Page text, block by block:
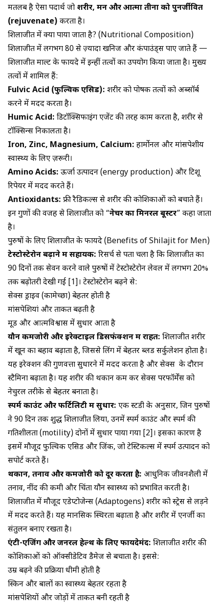
मतलब है ऐसा पदार्थ जो शरीर, मन और आत्मा तीनों को पुनर्जीवित
(rejuvenate) करता है।
शिलाजीत में क्या पाया जाता है? (Nutritional Composition)
शिलाजीत में लगभग 80 से ज़्यादा खनिज और कंपाउंड्स पाए जाते हैं —
शिलाजीत माल्ट के फायदेमें इन्हीं तत्वों का उपयोग किया जाता है। मुख्य
तत्वों में शामिल हैं:
Fulvic Acid (फुल्विक एसिड): शरीर को पोषक तत्वों को अब्सॉर्ब
करने में मदद करता है।
Humic Acid: डिटॉक्सिफाइंग एजेंट की तरह काम करता है, शरीर से
टॉक्सिन्स निकालता है।
Iron, Zinc, Magnesium, Calcium: हार्मोनल और मांसपेशीय
स्वास्थ्य के लिए ज़रूरी।
Amino Acids: ऊर्जा उत्पादन (energy production) और टिशू
रिपेयर में मदद करते हैं।
Antioxidants: फ्री रैडिकल्स से शरीर की कोशिकाओं को बचाते हैं।
इन गुणों की वजह से शिलाजीत को “नेचर का मिनरल बूस्टर” कहा जाता
है।
पुरुषों के लिए शिलाजीत के फायदे (Benefits of Shilajit for Men)
टेस्टोस्टेरोन बढ़ाने में सहायक: रिसर्च से पता चला है कि शिलाजीत का
90 दिनों तक सेवन करने वाले पुरुषों में टेस्टोस्टेरोन लेवल में लगभग 20%
तक बढ़ोतरी देखी गई [1]। टेस्टोस्टेरोन बढ़ने से:
सेक्स ड्राइव (कामेच्छा) बेहतर होती है
मांसपेशियां और ताकत बढ़ती है
मूड और आत्मविश्वास में सुधार आता है
यौन कमजोरी और इरेक्टाइल डिसफंक्शन में राहत: शिलाजीत शरीर
में खून का बहाव बढ़ाता है, जिससे लिंग में बेहतर ब्लड सर्कुलेशन होता है।
यह इरेक्शन की गुणवत्ता सुधारने में मदद करता है और सेक्स के दौरान
स्टैमिना बढ़ाता है। यह शरीर की थकान कम कर सेक्स परफॉर्मेंस को
नेचुरल तरीके से बेहतर बनाता है।
स्पर्म काउंट और फर्टिलिटी में सुधार: एक स्टडी के अनुसार, जिन पुरुषों
ने 90 दिन तक शुद्ध शिलाजीत लिया, उनमें स्पर्म काउंट और स्पर्म की
गतिशीलता (motility) दोनों में सुधार पाया गया [2]। इसका कारण है
इसमें मौजूद फुल्विक एसिड और जिंक, जो टेस्टिकल्स में स्पर्म उत्पादन को
सपोर्ट करते हैं।
थकान, तनाव और कमजोरी को दूर करता है: आधुनिक जीवनशैली में
तनाव, नींद की कमी और चिंता यौन स्वास्थ्य को प्रभावित करती है।
शिलाजीत में मौजूद एडेप्टोजेन्स (Adaptogens) शरीर को स्ट्रेस से लड़ने
में मदद करते हैं। यह मानसिक स्थिरता बढ़ाता है और शरीर में एनर्जी का
संतुलन बनाए रखता है।
एंटी-एजिंग और जनरल हेल्थ के लिए फायदेमंद: शिलाजीत शरीर की
कोशिकाओं को ऑक्सीडेटिव डैमेज से बचाता है। इससे:
उम्र बढ़ने की प्रक्रिया धीमी होती है
स्किन और बालों का स्वास्थ्य बेहतर रहता है
मांसपेशियों और जोड़ों में ताकत बनी रहती है